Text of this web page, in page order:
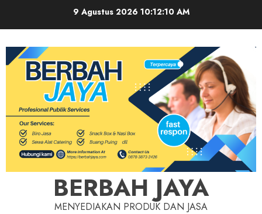
9 Agustus 202610:12:11 AM
BERBAH JAYA
MENYEDIAKAN PRODUK DAN JASA